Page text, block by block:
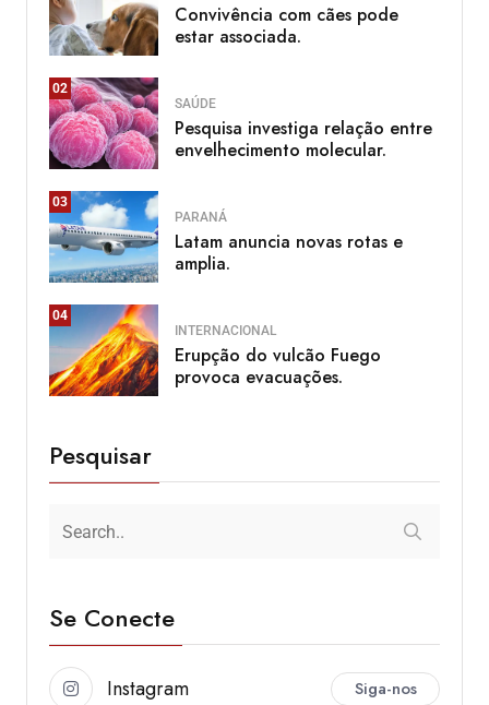
Convivência com cães pode
estar associada.
02
SAÚDE
Pesquisa investiga relação entre
envelhecimento molecular.
03
PARANÁ
Latam anuncia novas rotas e
amplia.
04
INTERNACIONAL
Erupção do vulcão Fuego
provoca evacuações.
Pesquisar
Se Conecte
Instagram Siga-nos